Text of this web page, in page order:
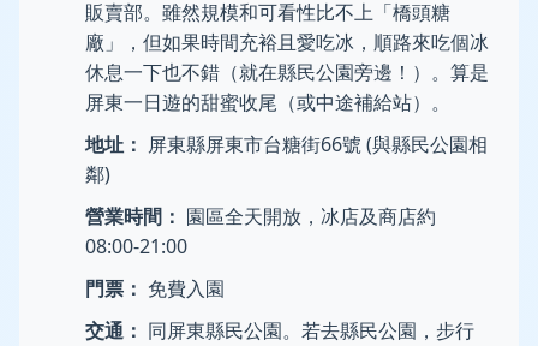
販賣部。雖然規模和可看性比不上「橋頭糖
廠」，但如果時間充裕且愛吃冰，順路來吃個冰
休息一下也不錯（就在縣民公園旁邊！）。算是
屏東一日遊的甜蜜收尾（或中途補給站）。
地址： 屏東縣屏東市台糖街66號 (與縣民公園相
鄰)
營業時間： 園區全天開放，冰店及商店約
08:00-21:00
門票： 免費入園
交通： 同屏東縣民公園。若去縣民公園，步行